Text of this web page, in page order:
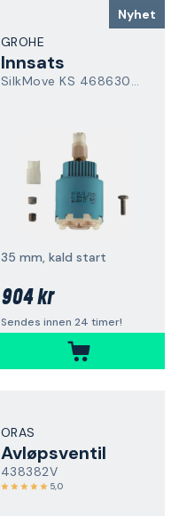
Nyhet
GROHE
Innsats
SilkMove KS 46863000
35 mm, kald start
904 kr
Sendes innen 24 timer!
ORAS
Avløpsventil
438382V
5,0